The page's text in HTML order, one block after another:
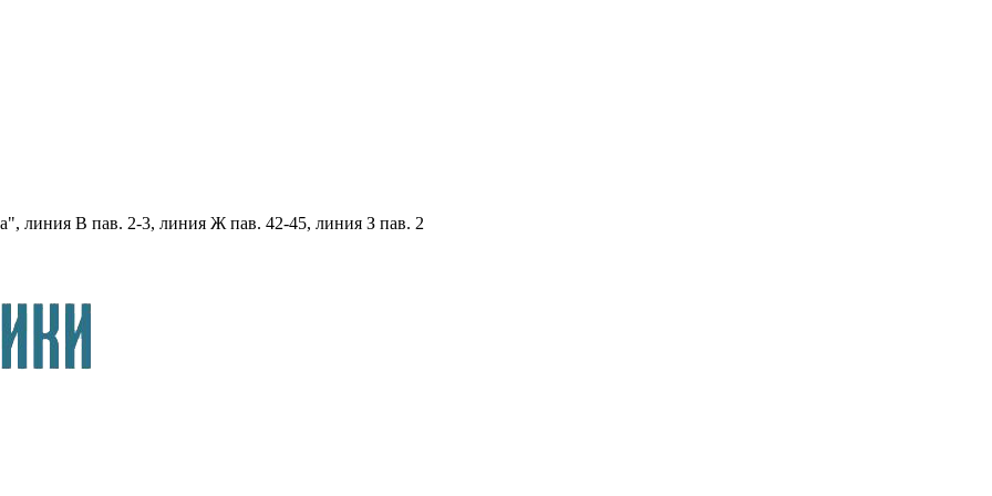
линия В пав. 2-3, линия Ж пав. 42-45, линия З пав. 2